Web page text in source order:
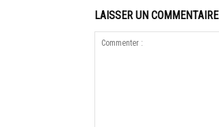
LAISSER UN COMMENTAIRE